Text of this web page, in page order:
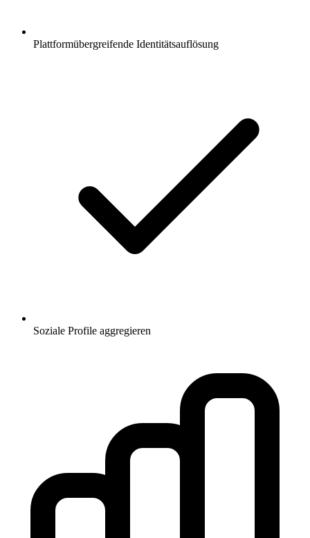
Plattformübergreifende Identitätsauflösung
Soziale Profile aggregieren